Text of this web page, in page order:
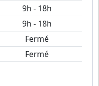
9h - 18h
9h - 18h
Fermé
Fermé